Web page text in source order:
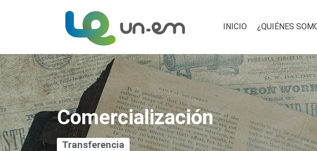
INICIO ¿QUIÉNES
Comercialización
Transferencia